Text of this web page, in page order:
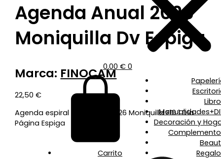
0,00 € 0
Carrito
Decoración y
Agenda Anual 2026
Moniquilla Dv Espiga
Marca: FINOCAM
22,50€
Agenda espiral doble año 2026 Moniquilla E10 1 Día
Página Espiga